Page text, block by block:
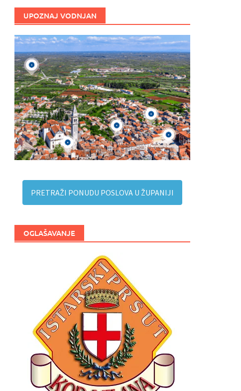
UPOZNAJ VODNJAN
PRETRAŽI PONUDU POSLOVA U ŽUPANIJI
OGLAŠAVANJE